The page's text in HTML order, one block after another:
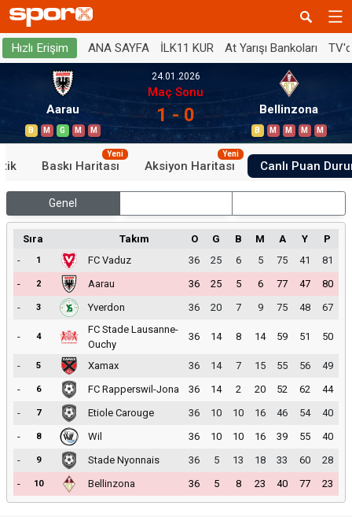
Hızlı Erişim ANA SAYFA İLK11 KUR At Yarışı Bankoları
Aarau
B M G M M
24.01.2026
Maç Sonu
1 - 0 Bellinzona
B M M M M
Baskı Haritası
Yeni
Aksiyon Haritası
Yeni
Canlı Puan
Genel
Sıra Takım O G B M A Y
P
-
1 FC Vaduz 36 25 6 5 75 41
81
-
2 Aarau 36 25 5 6 77 47
80
-
3 Yverdon 36 20 7 9 75 48 67
- 4
FC Stade Lausanne-
Ouchy
36 14 8 14 59 51 50
- 5 Xamax 36 14 7 15 55 56
49
-
6 FC Rapperswil-Jona 36 14 2 20 52 62
44
-
7 Etiole Carouge 36 10 10 16 46 54
40
-
8 Wil 36 10 10 16 39 55
40
-
9 Stade Nyonnais 36 5 13 18 33 60
28
-
10 Bellinzona 36 5 8 23 40 77 23